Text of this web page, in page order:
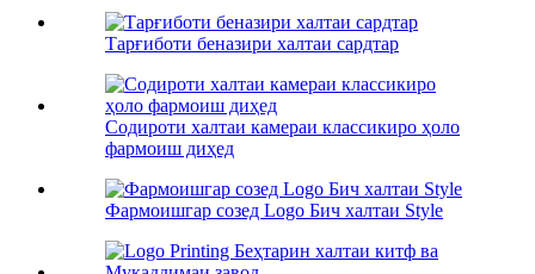
Тарғиботи беназири халтаи сардтар
Содироти халтаи камераи классикиро ҳоло
фармоиш диҳед
Фармоишгар созед Logo Бич халтаи Style